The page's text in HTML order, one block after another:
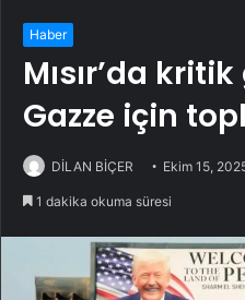
Haber
Mısır’da
Gazze için
DİLAN BİÇER Ekim 15,
1 dakika okuma süresi